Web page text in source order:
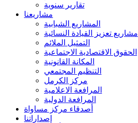
تقارير سنوية
مشاريعنا
المشاريع الشبابية
مشاريع تعزيز القيادة النسائية
التمثيل الملائم
الحقوق الاقتصادية الاجتماعية
المكانة القانونية
التنظيم المجتمعي
مركز الكرمل
المرافعة الاعلامية
المرافعة الدولية
أصدقاء مركز مساواة
إصداراتنا